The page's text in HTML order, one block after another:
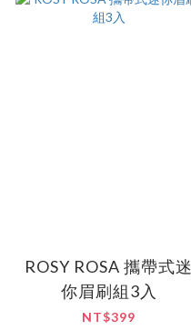
ROSY ROSA 攜帶式迷
你眉刷組3入
NT$399